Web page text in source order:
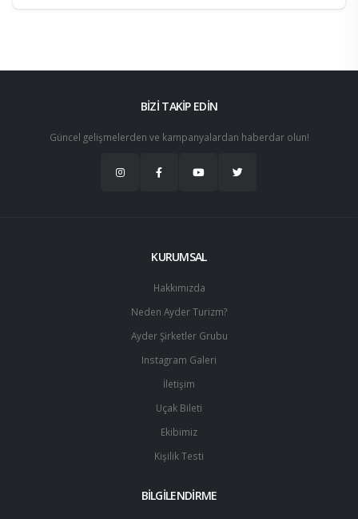
BİZİ TAKİP EDİN
Güncel gelişmelerden ve kampanyalardan haberdar olun!
KURUMSAL
Hakkımızda
Neden Ayder Turizm?
Ayder Şirketler Grubu
Instagram Galeri
İletişim
Uçak Bileti
Ekibimiz
Kişilik Testi
BİLGİLENDİRME